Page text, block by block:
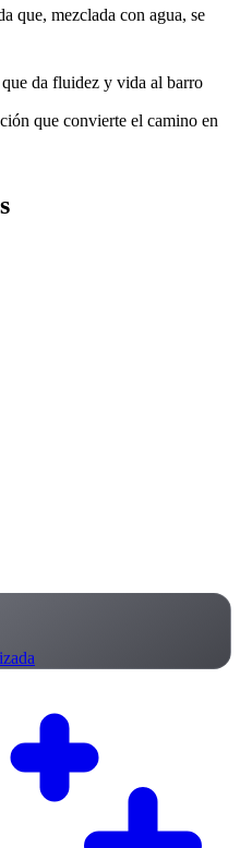
que, mezclada con agua, se
da fluidez y vida al barro
que convierte el camino en